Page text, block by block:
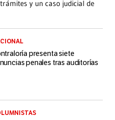
y un caso judicial de
presenta siete
penales tras auditorías